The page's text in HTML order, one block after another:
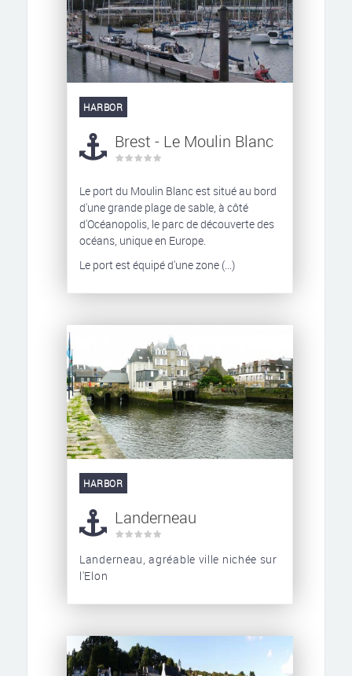
HARBOR
Brest - Le Moulin Blanc
Le port du Moulin Blanc est situé au bord
d'une grande plage de sable, à côté
d'Océanopolis, le parc de découverte des
océans, unique en Europe.
Le port est équipé d'une zone (...)
HARBOR
Landerneau
Landerneau, agréable ville nichée sur
l'Elon